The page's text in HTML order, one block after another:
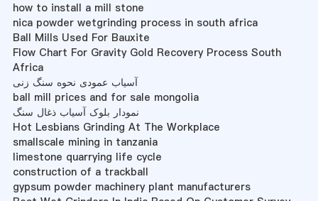
how to install a mill stone
nica powder wetgrinding process in south africa
Ball Mills Used For Bauxite
Flow Chart For Gravity Gold Recovery Process South
Africa
آسیاب عمودی نحوه سنگ زنی
ball mill prices and for sale mongolia
نمودار بلوک آسیاب ذغال سنگ
Hot Lesbians Grinding At The Workplace
smallscale mining in tanzania
limestone quarrying life cycle
construction of a trackball
gypsum powder machinery plant manufacturers